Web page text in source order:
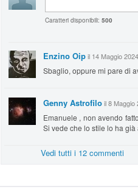
Caratteri disponibili:500
Enzino Oipil 14 Maggio
Sbaglio, oppure mi pare di
Genny Astrofiloil 8 Maggio
Emanuele , non avendo
Si vede che lo stile lo ha
Vedi tutti i 12 commenti